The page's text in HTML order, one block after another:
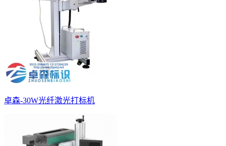
卓森-30W光纤激光打标机